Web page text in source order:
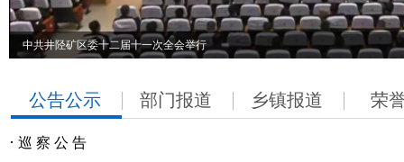
中共井陉矿区委十二届十一次全会举行
公告公示 部门报道 乡镇报道 荣
· 巡 察 公 告